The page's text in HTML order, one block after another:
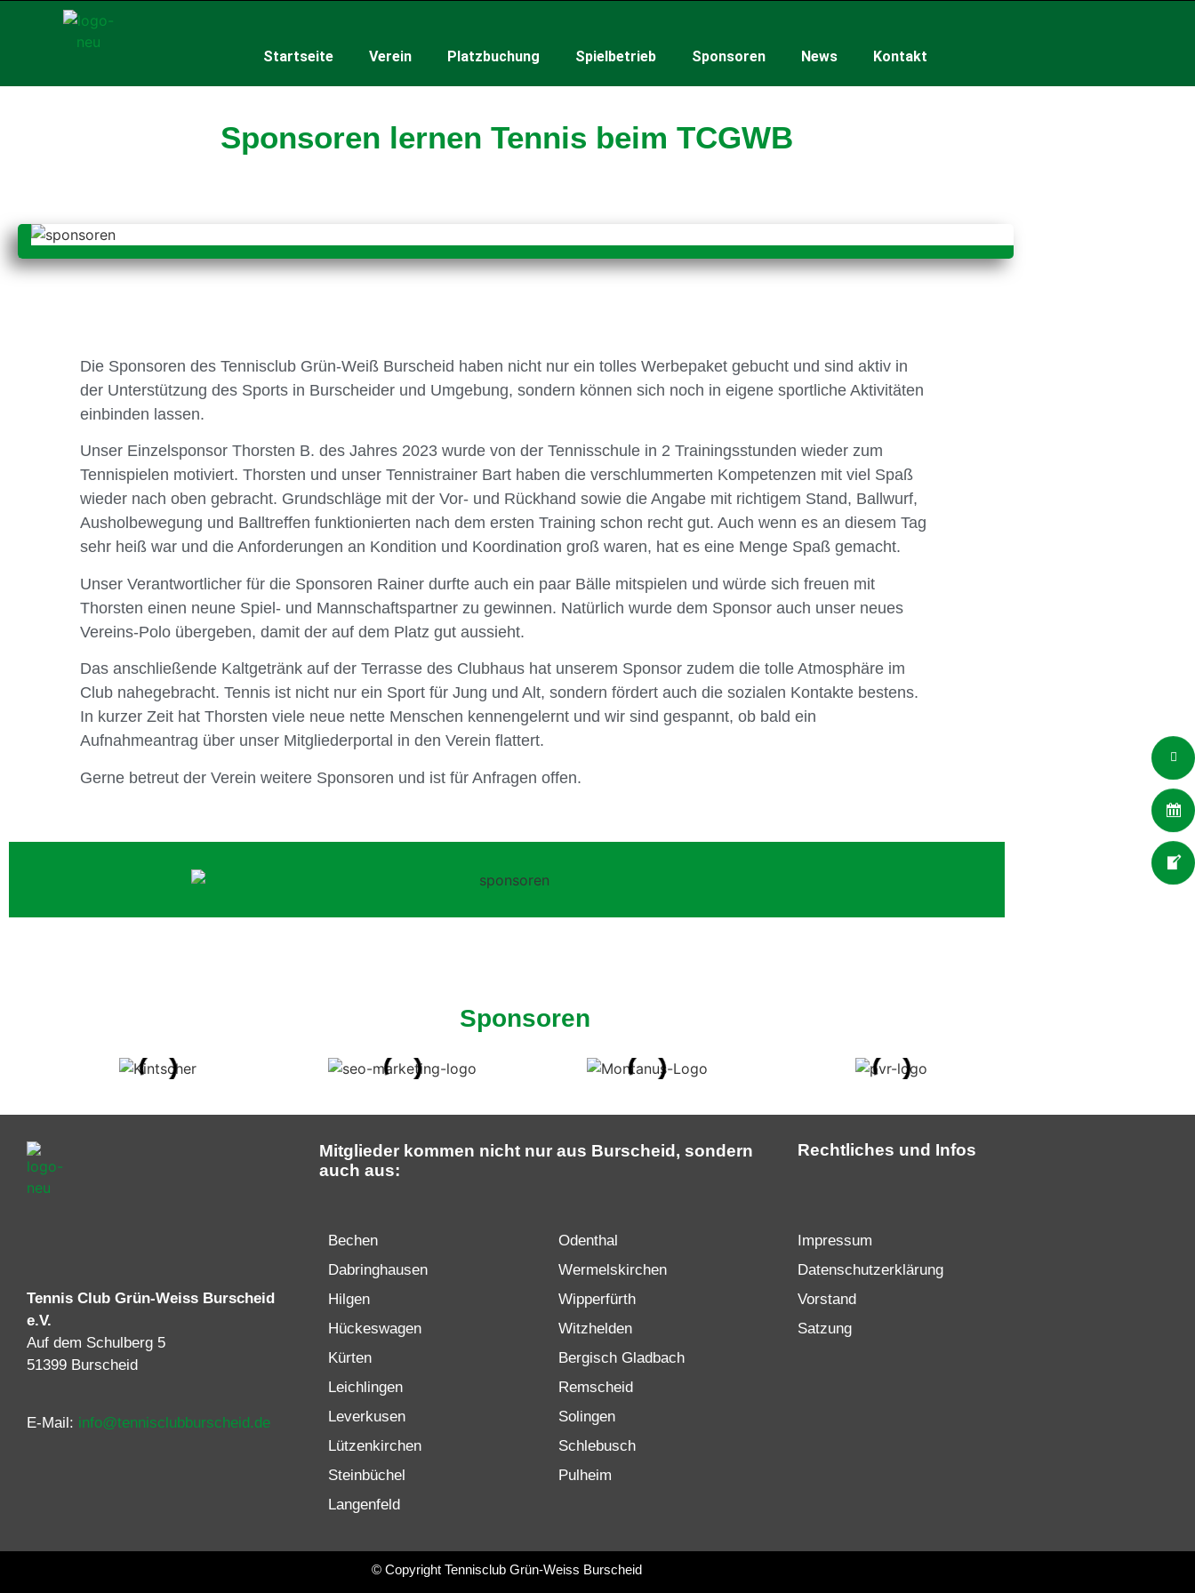
Startseite Verein Platzbuchung Spielbetrieb Sponsoren News Kontakt
Sponsoren lernen Tennis beim TCGWB
Die Sponsoren des Tennisclub Grün-Weiß Burscheid haben nicht nur ein tolles Werbepaket gebucht und sind aktiv in
der Unterstützung des Sports in Burscheider und Umgebung, sondern können sich noch in eigene sportliche Aktivitäten
einbinden lassen.
Unser Einzelsponsor Thorsten B. des Jahres 2023 wurde von der Tennisschule in 2 Trainingsstunden wieder zum
Tennispielen motiviert. Thorsten und unser Tennistrainer Bart haben die verschlummerten Kompetenzen mit viel Spaß
wieder nach oben gebracht. Grundschläge mit der Vor- und Rückhand sowie die Angabe mit richtigem Stand, Ballwurf,
Ausholbewegung und Balltreffen funktionierten nach dem ersten Training schon recht gut. Auch wenn es an diesem Tag
sehr heiß war und die Anforderungen an Kondition und Koordination groß waren, hat es eine Menge Spaß gemacht.
Unser Verantwortlicher für die Sponsoren Rainer durfte auch ein paar Bälle mitspielen und würde sich freuen mit
Thorsten einen neune Spiel- und Mannschaftspartner zu gewinnen. Natürlich wurde dem Sponsor auch unser neues
Vereins-Polo übergeben, damit der auf dem Platz gut aussieht.
Das anschließende Kaltgetränk auf der Terrasse des Clubhaus hat unserem Sponsor zudem die tolle Atmosphäre im
Club nahegebracht. Tennis ist nicht nur ein Sport für Jung und Alt, sondern fördert auch die sozialen Kontakte bestens.
In kurzer Zeit hat Thorsten viele neue nette Menschen kennengelernt und wir sind gespannt, ob bald ein
Aufnahmeantrag über unser Mitgliederportal in den Verein flattert.
Gerne betreut der Verein weitere Sponsoren und ist für Anfragen offen.
Sponsoren
Tennis Club Grün-Weiss Burscheid
e.V.
Auf dem Schulberg 5
51399 Burscheid
E-Mail: info@tennisclubburscheid.de
Mitglieder kommen nicht nur aus Burscheid, sondern
auch aus:
Bechen
Dabringhausen
Hilgen
Hückeswagen
Kürten
Leichlingen
Leverkusen
Lützenkirchen
Steinbüchel
Langenfeld
Odenthal
Wermelskirchen
Wipperfürth
Witzhelden
Bergisch Gladbach
Remscheid
Solingen
Schlebusch
Pulheim
Rechtliches und Infos
Impressum
Datenschutzerklärung
Vorstand
Satzung
© Copyright Tennisclub Grün-Weiss Burscheid